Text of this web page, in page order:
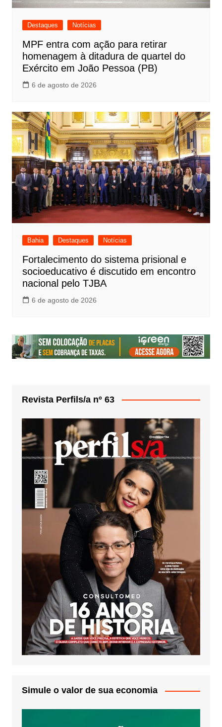
Destaques Notícias
MPF entra com ação para retirar
homenagem à ditadura de quartel do
Exército em João Pessoa (PB)
6 de agosto de 2026
Bahia Destaques Notícias
Fortalecimento do sistema prisional e
socioeducativo é discutido em encontro
nacional pelo TJBA
6 de agosto de 2026
Revista Perfils/a nº 63
Simule o valor de sua economia